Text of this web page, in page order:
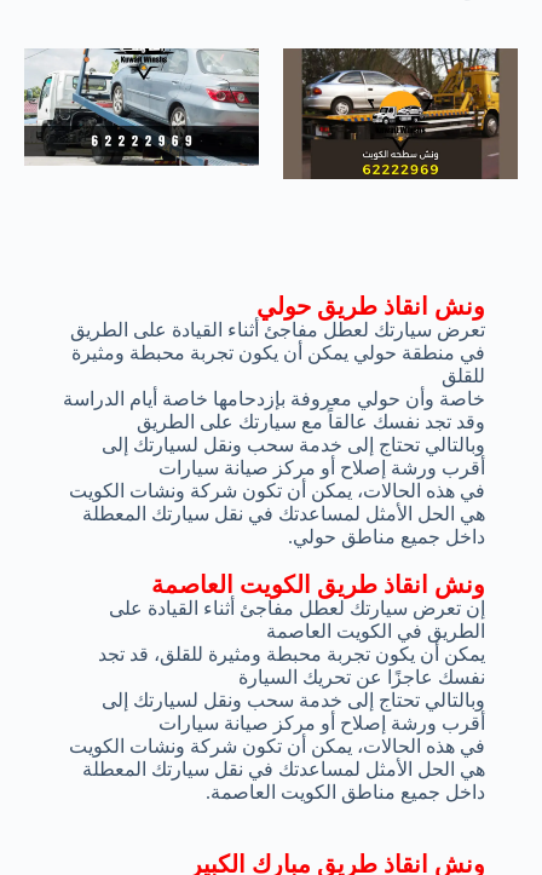
ونش انقاذ طريق الكويت العاصمة
إن تعرض سيارتك لعطل مفاجئ أثناء القيادة على
الطريق في الكويت العاصمة
يمكن أن يكون تجربة محبطة ومثيرة للقلق، قد تجد
نفسك عاجزًا عن تحريك السيارة
وبالتالي تحتاج إلى خدمة سحب ونقل لسيارتك إلى
أقرب ورشة إصلاح أو مركز صيانة سيارات
في هذه الحالات، يمكن أن تكون شركة ونشات الكويت
هي الحل الأمثل لمساعدتك في نقل سيارتك المعطلة
داخل جميع مناطق الكويت العاصمة.
ونش انقاذ طريق حولي
تعرض سيارتك لعطل مفاجئ أثناء القيادة على الطريق
في منطقة حولي يمكن أن يكون تجربة محبطة ومثيرة
للقلق
خاصة وأن حولي معروفة بإزدحامها خاصة أيام الدراسة
وقد تجد نفسك عالقاً مع سيارتك على الطريق
وبالتالي تحتاج إلى خدمة سحب ونقل لسيارتك إلى
أقرب ورشة إصلاح أو مركز صيانة سيارات
في هذه الحالات، يمكن أن تكون شركة ونشات الكويت
هي الحل الأمثل لمساعدتك في نقل سيارتك المعطلة
داخل جميع مناطق حولي.
ونش انقاذ طريق مبارك الكبير